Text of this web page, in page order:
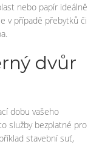
nebo papír ideálně
v případě přebytků či
dvůr
dobu vašeho
služby bezplatné pro
stavební suť,